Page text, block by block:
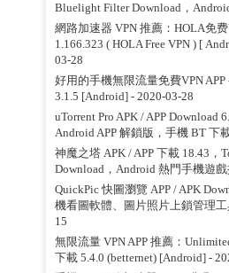
Bluelight Filter Download，
網路加速器 VPN 推薦：HOLA免
1.166.323 ( HOLA Free VPN ) [
03-28
好用的手機無限流量免費VPN APP
3.1.5 [Android]- 2020-03-28
uTorrent Pro APK / APP Download
Android APP 解鎖版，手機 BT 下
神魔之塔 APK / APP 下載 18.43，
Download，Android 熱門手機遊
QuickPic 快圖瀏覽 APP / APK
機看圖軟體、圖片照片上鎖管理
15
無限流量 VPN APP 推薦：
下載 5.4.0 (betternet) [Android]-